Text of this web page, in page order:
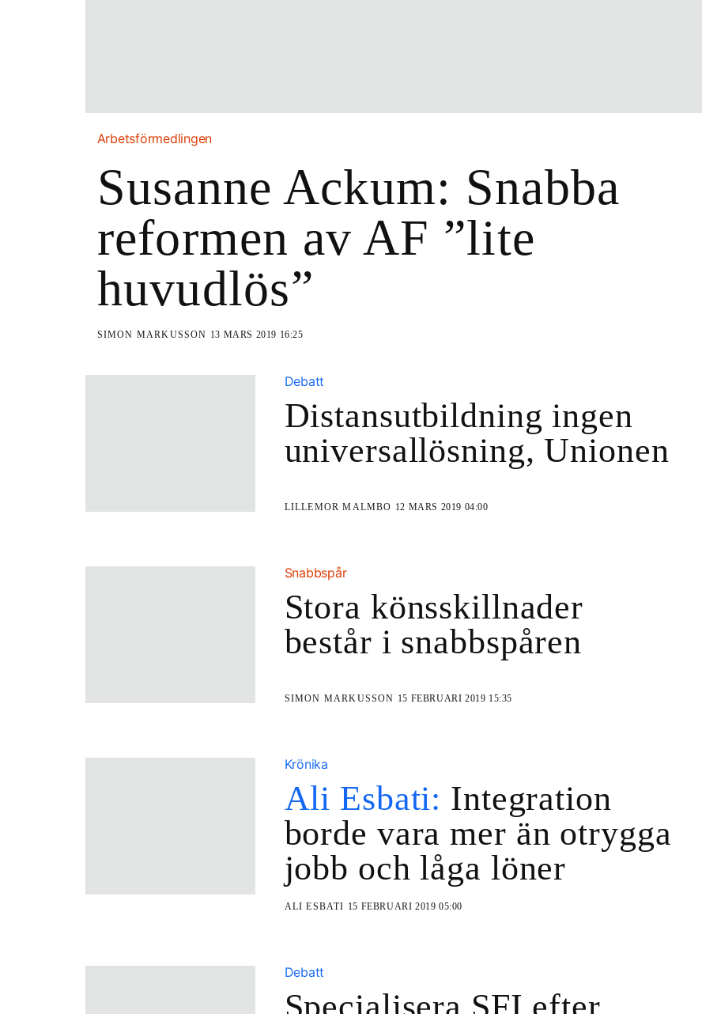
Arbetsförmedlingen
Susanne Ackum: Snabba
reformen av AF ”lite
huvudlös”
SIMON MARKUSSON 13 MARS 2019 16:25
Debatt
Distansutbildning ingen
universallösning, Unionen
LILLEMOR MALMBO 12 MARS 2019 04:00
Snabbspår
Stora könsskillnader
består i snabbspåren
SIMON MARKUSSON 15 FEBRUARI 2019 15:35
Krönika
Ali Esbati: Integration
borde vara mer än otrygga
jobb och låga löner
ALI ESBATI 15 FEBRUARI 2019 05:00
Debatt